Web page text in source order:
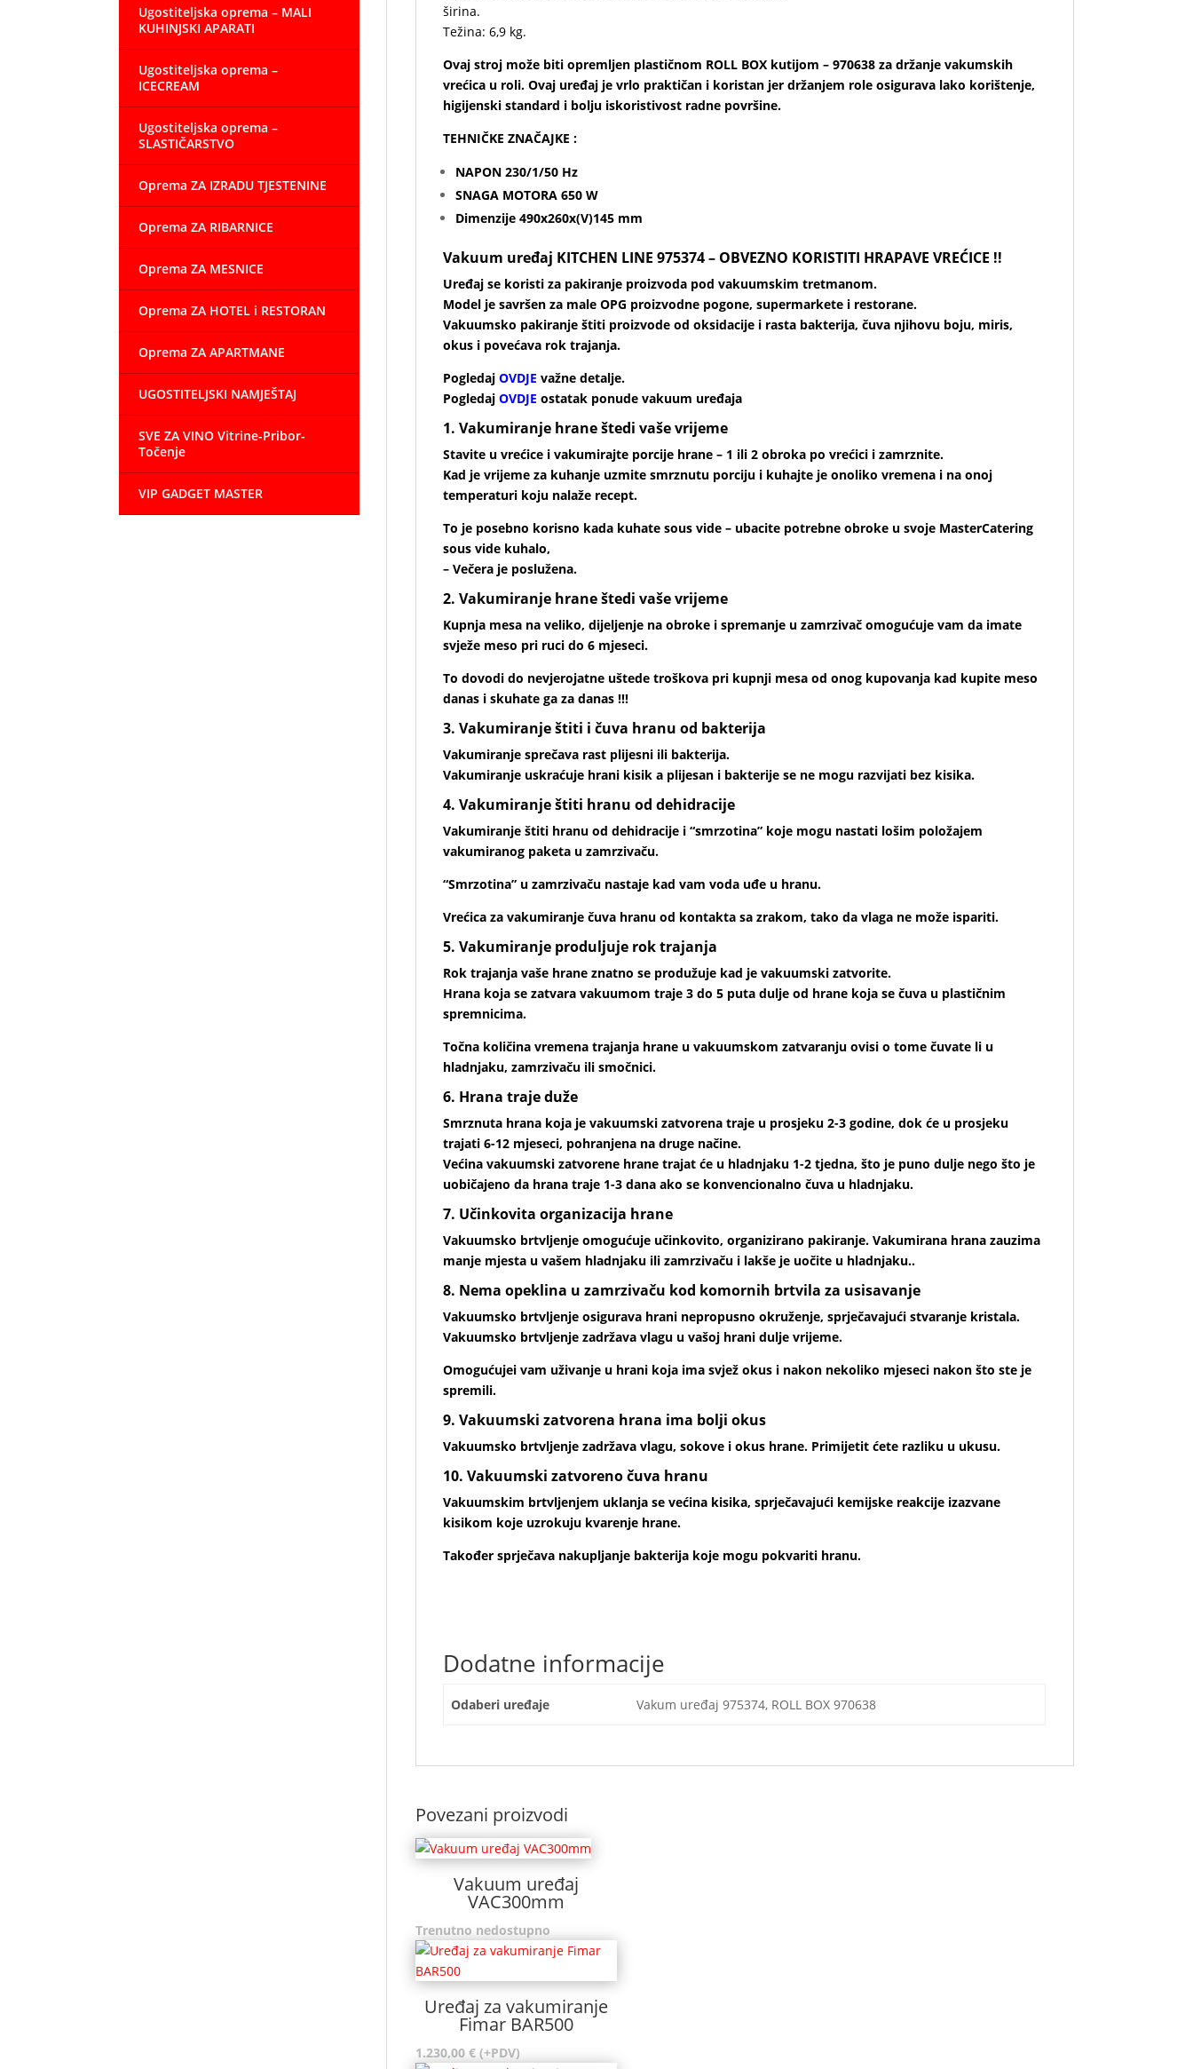
širina.
Težina: 6,9 kg.
Ovaj stroj može biti opremljen plastičnom ROLL BOX kutijom – 970638 za držanje vakumskih
vrećica u roli. Ovaj uređaj je vrlo praktičan i koristan jer držanjem role osigurava lako korištenje,
higijenski standard i bolju iskoristivost radne površine.
TEHNIČKE ZNAČAJKE :
NAPON 230/1/50 Hz
SNAGA MOTORA 650 W
Dimenzije 490x260x(V)145 mm
Vakuum uređaj KITCHEN LINE 975374 – OBVEZNO KORISTITI HRAPAVE VREĆICE !!
Uređaj se koristi za pakiranje proizvoda pod vakuumskim tretmanom.
Model je savršen za male OPG proizvodne pogone, supermarkete i restorane.
Vakuumsko pakiranje štiti proizvode od oksidacije i rasta bakterija, čuva njihovu boju, miris,
okus i povećava rok trajanja.
Pogledaj OVDJE važne detalje.
Pogledaj OVDJE ostatak ponude vakuum uređaja
1. Vakumiranje hrane štedi vaše vrijeme
Stavite u vrećice i vakumirajte porcije hrane – 1 ili 2 obroka po vrećici i zamrznite.
Kad je vrijeme za kuhanje uzmite smrznutu porciju i kuhajte je onoliko vremena i na onoj
temperaturi koju nalaže recept.
To je posebno korisno kada kuhate sous vide – ubacite potrebne obroke u svoje MasterCatering
sous vide kuhalo,
– Večera je poslužena.
2. Vakumiranje hrane štedi vaše vrijeme
Kupnja mesa na veliko, dijeljenje na obroke i spremanje u zamrzivač omogućuje vam da imate
svježe meso pri ruci do 6 mjeseci.
To dovodi do nevjerojatne uštede troškova pri kupnji mesa od onog kupovanja kad kupite meso
danas i skuhate ga za danas !!!
3. Vakumiranje štiti i čuva hranu od bakterija
Vakumiranje sprečava rast plijesni ili bakterija.
Vakumiranje uskraćuje hrani kisik a plijesan i bakterije se ne mogu razvijati bez kisika.
4. Vakumiranje štiti hranu od dehidracije
Vakumiranje štiti hranu od dehidracije i “smrzotina” koje mogu nastati lošim položajem
vakumiranog paketa u zamrzivaču.
“Smrzotina” u zamrzivaču nastaje kad vam voda uđe u hranu.
Vrećica za vakumiranje čuva hranu od kontakta sa zrakom, tako da vlaga ne može ispariti.
5. Vakumiranje produljuje rok trajanja
Rok trajanja vaše hrane znatno se produžuje kad je vakuumski zatvorite.
Hrana koja se zatvara vakuumom traje 3 do 5 puta dulje od hrane koja se čuva u plastičnim
spremnicima.
Točna količina vremena trajanja hrane u vakuumskom zatvaranju ovisi o tome čuvate li u
hladnjaku, zamrzivaču ili smočnici.
6. Hrana traje duže
Smrznuta hrana koja je vakuumski zatvorena traje u prosjeku 2-3 godine, dok će u prosjeku
trajati 6-12 mjeseci, pohranjena na druge načine.
Većina vakuumski zatvorene hrane trajat će u hladnjaku 1-2 tjedna, što je puno dulje nego što je
uobičajeno da hrana traje 1-3 dana ako se konvencionalno čuva u hladnjaku.
7. Učinkovita organizacija hrane
Vakuumsko brtvljenje omogućuje učinkovito, organizirano pakiranje. Vakumirana hrana zauzima
manje mjesta u vašem hladnjaku ili zamrzivaču i lakše je uočite u hladnjaku..
8. Nema opeklina u zamrzivaču kod komornih brtvila za usisavanje
Vakuumsko brtvljenje osigurava hrani nepropusno okruženje, sprječavajući stvaranje kristala.
Vakuumsko brtvljenje zadržava vlagu u vašoj hrani dulje vrijeme.
Omogućujei vam uživanje u hrani koja ima svjež okus i nakon nekoliko mjeseci nakon što ste je
spremili.
9. Vakuumski zatvorena hrana ima bolji okus
Vakuumsko brtvljenje zadržava vlagu, sokove i okus hrane. Primijetit ćete razliku u ukusu.
10. Vakuumski zatvoreno čuva hranu
Vakuumskim brtvljenjem uklanja se većina kisika, sprječavajući kemijske reakcije izazvane
kisikom koje uzrokuju kvarenje hrane.
Također sprječava nakupljanje bakterija koje mogu pokvariti hranu.
Dodatne informacije
Odaberi uređaje Vakum uređaj 975374, ROLL BOX 970638
Povezani proizvodi
Vakuum uređaj
VAC300mm
Trenutno nedostupno
Uređaj za vakumiranje
Fimar BAR500
1.230,00 € (+PDV)
Ugostiteljska oprema – MALI
KUHINJSKI APARATI
Ugostiteljska oprema –
ICECREAM
Ugostiteljska oprema –
SLASTIČARSTVO
Oprema ZA IZRADU TJESTENINE
Oprema ZA RIBARNICE
Oprema ZA MESNICE
Oprema ZA HOTEL i RESTORAN
Oprema ZA APARTMANE
UGOSTITELJSKI NAMJEŠTAJ
SVE ZA VINO Vitrine-Pribor-
Točenje
VIP GADGET MASTER